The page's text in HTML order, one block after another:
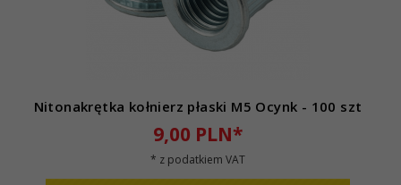
Nitonakrętka kołnierz płaski M5 Ocynk - 100 szt
9,00 PLN*
* z podatkiem VAT